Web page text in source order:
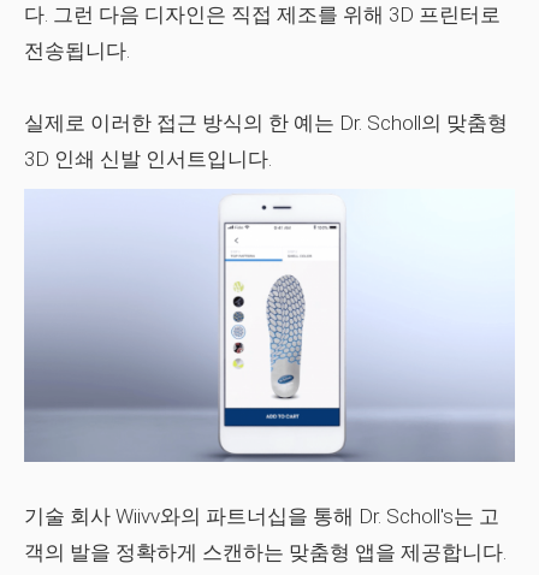
다. 그런 다음 디자인은 직접 제조를 위해 3D 프린터로
전송됩니다.
실제로 이러한 접근 방식의 한 예는 Dr. Scholl의 맞춤형
3D 인쇄 신발 인서트입니다.
기술 회사 Wiivv와의 파트너십을 통해 Dr. Scholl's는 고
객의 발을 정확하게 스캔하는 맞춤형 앱을 제공합니다.